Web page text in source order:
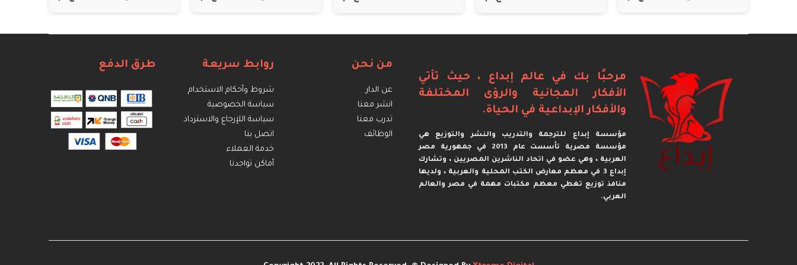
مرحبًا بك في عالم إبداع ، حيث تأتي
الأفكار المجانية والرؤى المختلفة
والأفكار الإبداعية في الحياة.
مؤسسة إبداع للترجمة والتدريب والنشر والتوزيع هي
مؤسسة مصرية تأسست عام 2013 في جمهورية مصر
العربية ، وهي عضو في اتحاد الناشرين المصريين ، وتشارك
إبداع 3 في معظم معارض الكتب المحلية والعربية ، ولديها
منافذ توزيع تغطي معظم مكتبات مهمة في مصر والعالم
العربي.
من نحن
عن الدار
انشر معنا
تدرب معنا
الوظائف
روابط سريعة
شروط وأحكام الاستخدام
سياسة الخصوصية
سياسة اللإرجاع والاسترداد
اتصل بنا
خدمة العملاء
أماكن تواجدنا
طرق الدفع